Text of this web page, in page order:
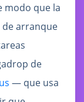
modo que la
de arranque
de
— que usa